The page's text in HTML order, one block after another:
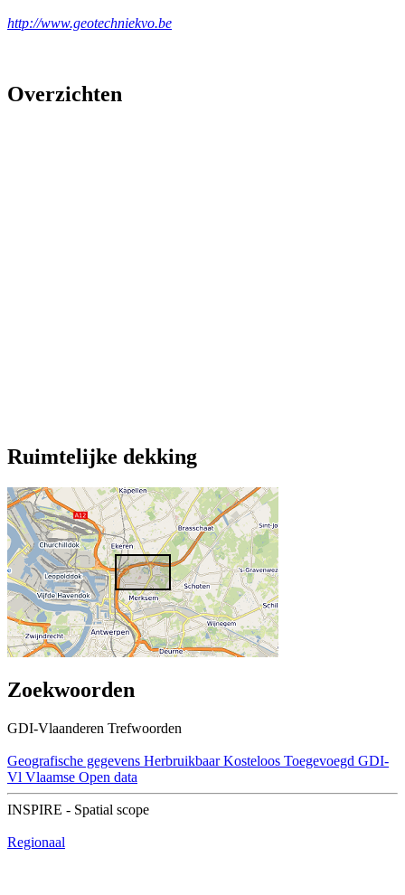
http://www.geotechniekvo.be
Overzichten
Ruimtelijke dekking
Zoekwoorden
GDI-Vlaanderen Trefwoorden
Geografische gegevens Herbruikbaar Kosteloos Toegevoegd GDI-
Vl Vlaamse Open data
INSPIRE - Spatial scope
Regionaal